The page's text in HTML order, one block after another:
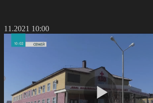
10:00